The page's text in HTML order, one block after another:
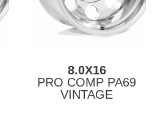
8.0X16
PRO COMP PA69
VINTAGE